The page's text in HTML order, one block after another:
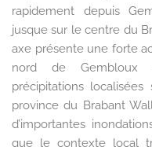
rapidement depuis
jusque sur le centre du
axe présente une forte
nord de Gembloux
précipitations
province du Brabant
d’importantes
que le contexte local